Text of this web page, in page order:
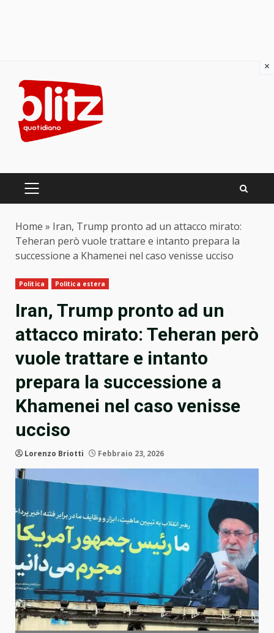
content
PRIMARY
Home » Iran, Trump pronto ad un attacco mirato:
Teheran però vuole trattare e intanto prepara la
successione a Khamenei nel caso venisse ucciso
Politica Politica estera
Iran, Trump pronto ad un
attacco mirato: Teheran però
vuole trattare e intanto
prepara la successione a
Khamenei nel caso venisse
ucciso
Lorenzo Briotti Febbraio 23, 2026
×